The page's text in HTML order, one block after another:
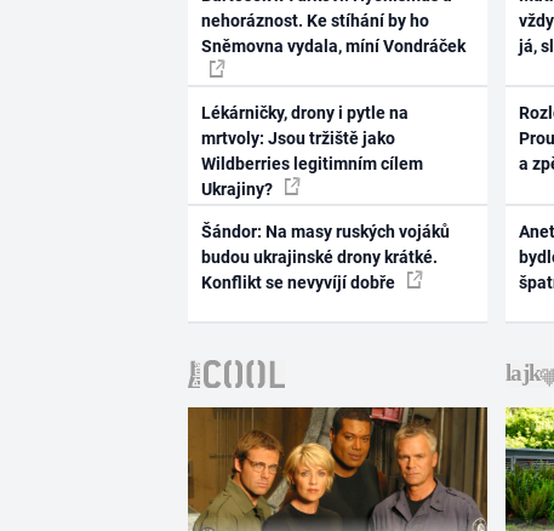
nehoráznost. Ke stíhání by ho
Sněmovna vydala, míní Vondráček
Lékárničky, drony i pytle na
mrtvoly: Jsou tržiště jako
Wildberries legitimním cílem
Ukrajiny?
Šándor: Na masy ruských vojáků
budou ukrajinské drony krátké.
Konflikt se nevyvíjí dobře
já,
a